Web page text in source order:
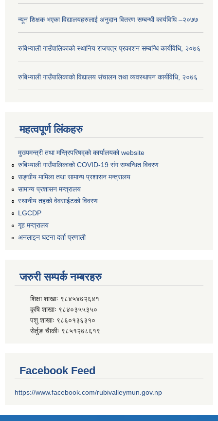
न्यून शिक्षक भएका ‍विद्यालयहरुलाई अनुदान वितरण सम्बन्धी कार्यविधि –२०७७
रुबिभ्याली गाउँपालिकाको स्थानिय राजपत्र प्रकाशन सम्बन्धि कार्यविधि, २०७६
रुबिभ्याली गाउँपालिकाको विद्यालय संचालन तथा व्यवस्थापन कार्यविधि, २०७६
महत्वपूर्ण लिंकहरु
मुख्यमन्त्री तथा मन्त्रिपरिषद्को कार्यालयको website
रुबिभ्याली गाउँपालिकाको COVID-19 संग सम्बन्धित विवरण
सङ्‍घीय मामिला तथा सामान्य प्रशासन मन्त्रालय
सामान्य प्रशासन मन्त्रालय
स्थानीय तहको वेवसाईटको विवरण
LGCDP
गृह मन्त्रालय
अनलाइन घटना दर्ता प्रणाली
जरुरी सम्पर्क नम्बरहरु
शिक्षा शाखाः ९८४५४७२६४१
कृषि शाखाः ९८४०३५५३५०
पशु शाखाः ९८६०१३६३१०
सेर्तुङ चैाकीः ९८५१२७८६१९
Facebook Feed
https://www.facebook.com/rubivalleymun.gov.np